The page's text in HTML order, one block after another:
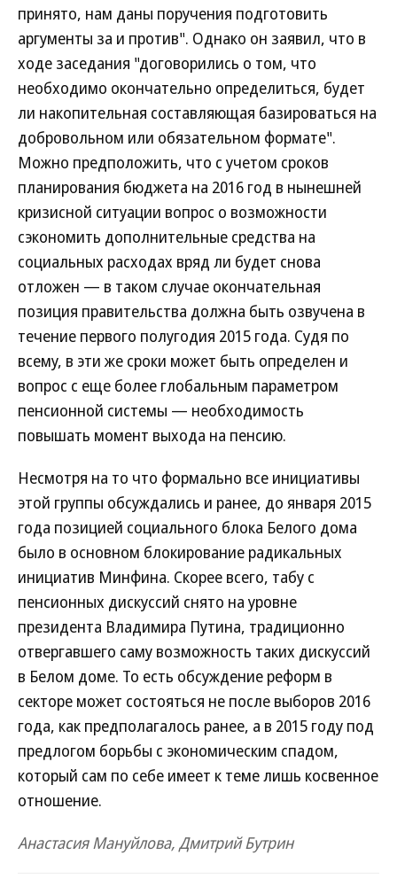
принято, нам даны поручения подготовить
аргументы за и против". Однако он заявил, что в
ходе заседания "договорились о том, что
необходимо окончательно определиться, будет
ли накопительная составляющая базироваться на
добровольном или обязательном формате".
Можно предположить, что с учетом сроков
планирования бюджета на 2016 год в нынешней
кризисной ситуации вопрос о возможности
сэкономить дополнительные средства на
социальных расходах вряд ли будет снова
отложен — в таком случае окончательная
позиция правительства должна быть озвучена в
течение первого полугодия 2015 года. Судя по
всему, в эти же сроки может быть определен и
вопрос с еще более глобальным параметром
пенсионной системы — необходимость
повышать момент выхода на пенсию.
Несмотря на то что формально все инициативы
этой группы обсуждались и ранее, до января 2015
года позицией социального блока Белого дома
было в основном блокирование радикальных
инициатив Минфина. Скорее всего, табу с
пенсионных дискуссий снято на уровне
президента Владимира Путина, традиционно
отвергавшего саму возможность таких дискуссий
в Белом доме. То есть обсуждение реформ в
секторе может состояться не после выборов 2016
года, как предполагалось ранее, а в 2015 году под
предлогом борьбы с экономическим спадом,
который сам по себе имеет к теме лишь косвенное
отношение.
Анастасия Мануйлова, Дмитрий Бутрин